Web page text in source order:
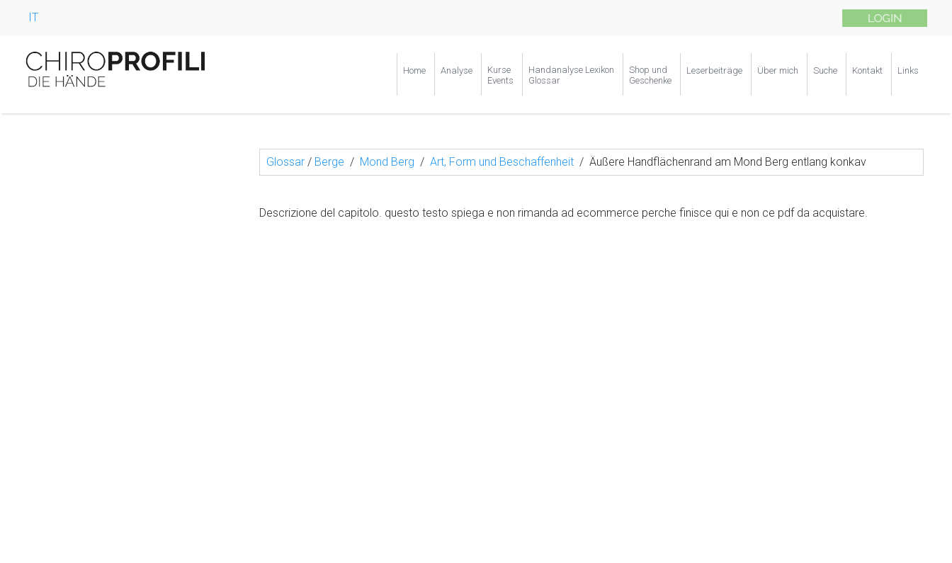
IT
Home Analyse
Kurse
Events
Handanalyse Lexikon
Glossar
Shop und
Geschenke
Leserbeiträge Über mich Suche Kontakt Links
Glossar / Berge Mond Berg Art, Form und Beschaffenheit Äußere Handflächenrand am Mond Berg entlang konkav
Descrizione del capitolo. questo testo spiega e non rimanda ad ecommerce perche finisce qui e non ce pdf da acquistare.